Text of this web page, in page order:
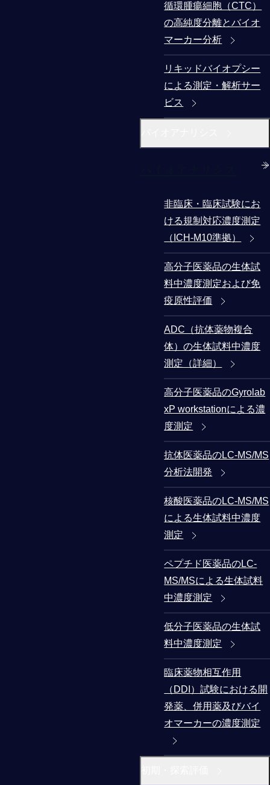
循環腫瘍細胞（CTC）
の高純度分離とバイオ
マーカー分析
リキッドバイオプシー
による測定・解析サー
ビス
非臨床・臨床試験にお
ける規制対応濃度測定
（ICH-M10準拠）
高分子医薬品の生体試
料中濃度測定および免
疫原性評価
ADC（抗体薬物複合
体）の生体試料中濃度
測定（詳細）
高分子医薬品のGyrolab
xP workstationによる濃
度測定
抗体医薬品のLC-MS/MS
分析法開発
核酸医薬品のLC-MS/MS
による生体試料中濃度
測定
ペプチド医薬品のLC-
MS/MSによる生体試料
中濃度測定
低分子医薬品の生体試
料中濃度測定
臨床薬物相互作用
（DDI）試験における開
発薬、併用薬及びバイ
オマーカーの濃度測定